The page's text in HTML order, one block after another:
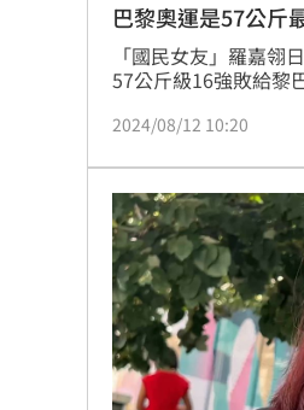
巴黎奧運是57公
級
「國民女友」羅嘉翎
57公斤級16強敗給黎
扶才能離場，讓長期
談到羅嘉翎接下來的
為長期降體重太辛苦
或67公斤級。
2024/08/12 10:20